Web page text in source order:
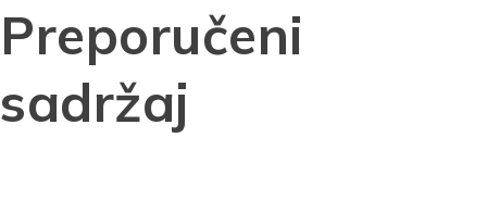
Preporučeni
sadržaj